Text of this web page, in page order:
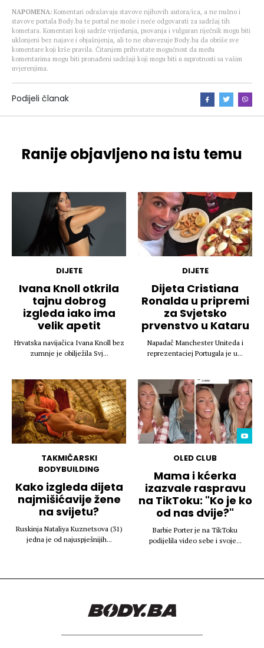
NAPOMENA: Komentari odražavaju stavove njihovih autora/ica, a ne nužno i
stavove portala Body.ba te portal ne može i neće odgovarati za sadržaj tih
kometara. Komentari koji sadrže vrijeđanja, psovanja i vulgaran riječnik mogu biti
uklonjeni bez najave i objašnjenja, ali to ne obavezuje Body.ba da obriše sve
komentare koji krše pravila. Čitanjem prihvatate mogućnost da među
komentarima mogu biti pronađeni sadržaji koji mogu biti u suprotnosti sa vašim
uvjerenjima.
Podijeli članak
Ranije objavljeno na istu temu
DIJETE
Ivana Knoll otkrila
tajnu dobrog
izgleda iako ima
velik apetit
Hrvatska navijačica Ivana Knoll bez
zumnje je obilježila Svj...
DIJETE
Dijeta Cristiana
Ronalda u pripremi
za Svjetsko
prvenstvo u Kataru
Napadač Manchester Uniteda i
reprezentaciej Portugala je u...
TAKMIČARSKI
BODYBUILDING
Kako izgleda dijeta
najmišićavije žene
na svijetu?
Ruskinja Nataliya Kuznetsova (31)
jedna je od najuspješnijih...
OLED CLUB
Mama i kćerka
izazvale raspravu
na TikToku: "Ko je ko
od nas dvije?"
Barbie Porter je na TikToku
podijelila video sebe i svoje...